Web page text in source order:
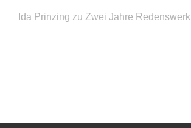
Ida Prinzing zu Zwei Jahre Redenswerk